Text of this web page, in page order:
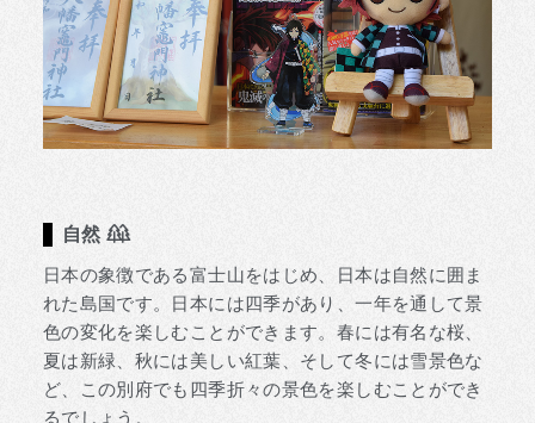
自然
日本の象徴である富士山をはじめ、日本は自然に囲ま
れた島国です。日本には四季があり、一年を通して景
色の変化を楽しむことができます。春には有名な桜、
夏は新緑、秋には美しい紅葉、そして冬には雪景色な
ど、この別府でも四季折々の景色を楽しむことができ